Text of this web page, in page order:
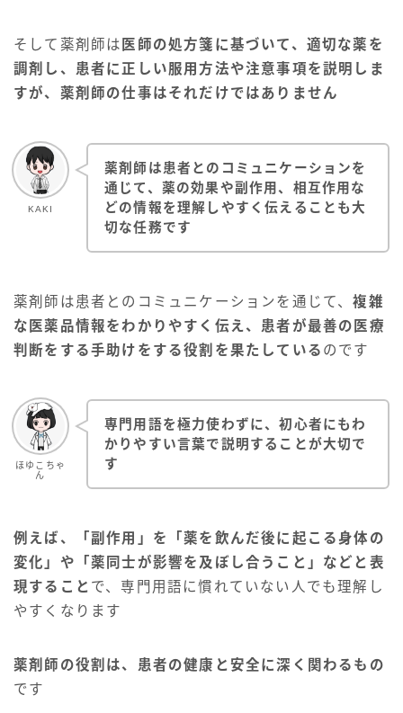
そして薬剤師は 医師の処方箋に基づいて、適切な薬を
調剤し、患者に正しい服用方法や注意事項を説明しま
すが、薬剤師の仕事はそれだけではありません
KAKI
薬剤師は患者とのコミュニケーションを
通じて、薬の効果や副作用、相互作用な
どの情報を理解しやすく伝えることも大
切な任務です
薬剤師は患者とのコミュニケーションを通じて、複雑
な医薬品情報をわかりやすく伝え、患者が最善の医療
判断をする手助けをする役割を果たしている のです
ほゆこちゃ
ん
専門用語を極力使わずに、初心者にもわ
かりやすい言葉で説明することが大切で
す
例えば、「副作用」を「薬を飲んだ後に起こる身体の
変化」や「薬同士が影響を及ぼし合うこと」などと表
現すること で、専門用語に慣れていない人でも理解し
やすくなります
薬剤師の役割は、患者の健康と安全に深く関わるもの
です